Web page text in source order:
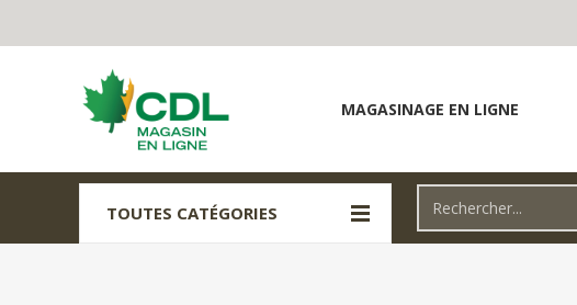
MAGASINAGE EN LIGNE
TOUTES CATÉGORIES